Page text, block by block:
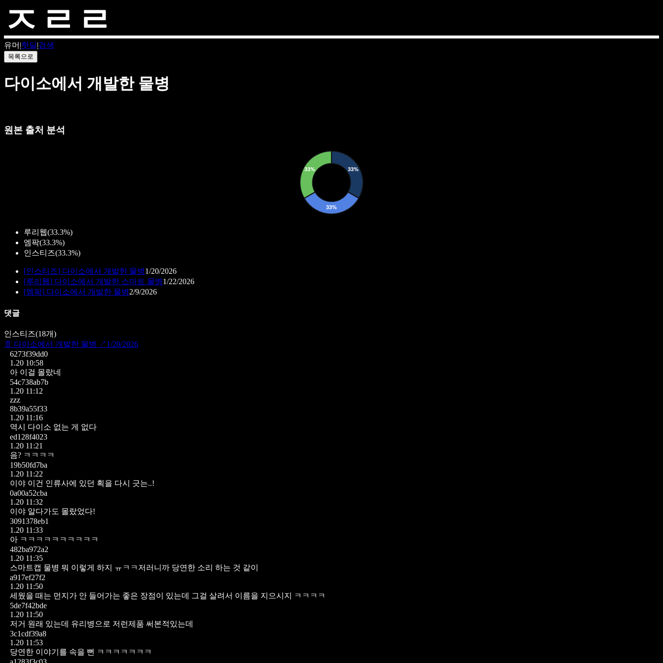
유머 |핫딜|검색
목록으로
다이소에서 개발한 물병
원본 출처 분석
루리웹(33.3%)
엠팍(33.3%)
인스티즈(33.3%)
[인스티즈] 다이소에서 개발한 물병1/20/2026
[루리웹] 다이소에서 개발한 스마트 물병1/22/2026
[엠팍] 다이소에서 개발한 물병2/9/2026
댓글
인스티즈(18개)
📄 다이소에서 개발한 물병 ↗ 1/20/2026
6273f39dd0
1.20 10:58
아 이걸 몰랐네
54c738ab7b
1.20 11:12
zzz
8b39a55f33
1.20 11:16
역시 다이소 없는 게 없다
ed128f4023
1.20 11:21
음? ㅋㅋㅋㅋ
19b50fd7ba
1.20 11:22
이야 이건 인류사에 있던 획을 다시 긋는..!
0a00a52cba
1.20 11:32
이야 알다가도 몰랐었다!
3091378eb1
1.20 11:33
아 ㅋㅋㅋㅋㅋㅋㅋㅋㅋㅋ
482ba972a2
1.20 11:35
스마트캡 물병 뭐 이렇게 하지 ㅠㅋㅋ저러니까 당연한 소리 하는 것 같이
a917ef27f2
1.20 11:50
세웠을 때는 먼지가 안 들어가는 좋은 장점이 있는데 그걸 살려서 이름을 지으시지 ㅋㅋㅋㅋ
5de7f42bde
1.20 11:50
저거 원래 있는데 유리병으로 저런제품 써본적있는데
3c1cdf39a8
1.20 11:53
당연한 이야기를 속을 뻔 ㅋㅋㅋㅋㅋㅋㅋ